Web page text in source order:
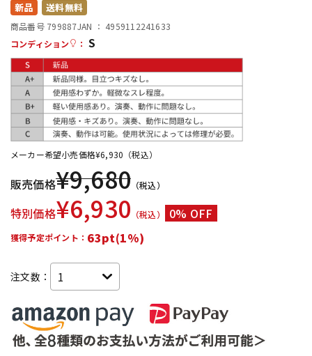
配信/ライブ機器
中古
新品 送料無料
商品番号 799887JAN ： 4959112241633
コンディション
： S
メーカー希望小売価格¥6,930 （税込）
販売価格¥9,680 （税込）
特別価格¥6,930 （税込） 0% OFF
獲得予定ポイント： 63pt(1%)
注文数：